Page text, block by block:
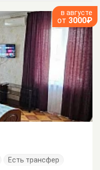
в августе
от 3000₽
Есть трансфер